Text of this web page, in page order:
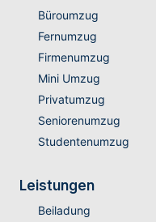
Büroumzug
Fernumzug
Firmenumzug
Mini Umzug
Privatumzug
Seniorenumzug
Studentenumzug
Leistungen
Beiladung